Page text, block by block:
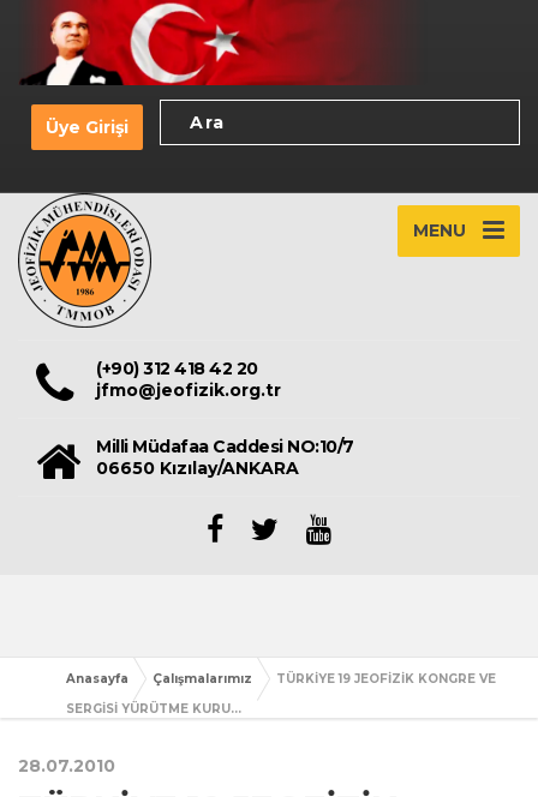
Üye Girişi
MENU
(+90) 312 418 42 20
jfmo@jeofizik.org.tr
Milli Müdafaa Caddesi NO:10/7
06650 Kızılay/ANKARA
Anasayfa Çalışmalarımız
TÜRKİYE 19 JEOFİZİK KONGRE VE
SERGİSİ YÜRÜTME KURU...
28.07.2010